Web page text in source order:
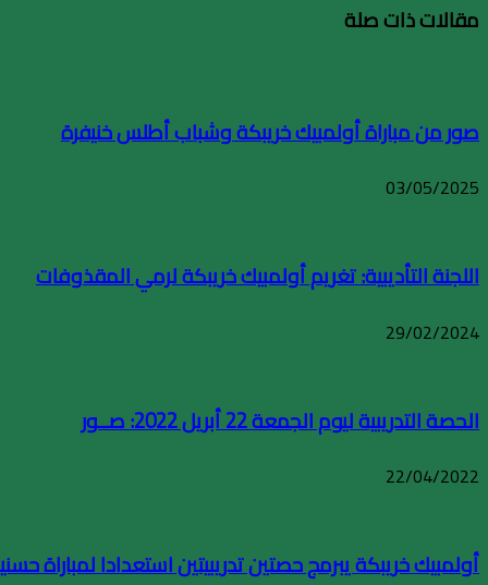
مقالات ذات صلة
صور من مباراة أولمبيك خريبكة وشباب أطلس خنيفرة
03/05/2025
اللجنة التأديبية: تغريم أولمبيك خريبكة لرمي المقذوفات
29/02/2024
الحصة التدريبية ليوم الجمعة 22 أبريل 2022: صــور
22/04/2022
أولمبيك خريبكة يبرمج حصتين تدريبيتين استعدادا لمباراة